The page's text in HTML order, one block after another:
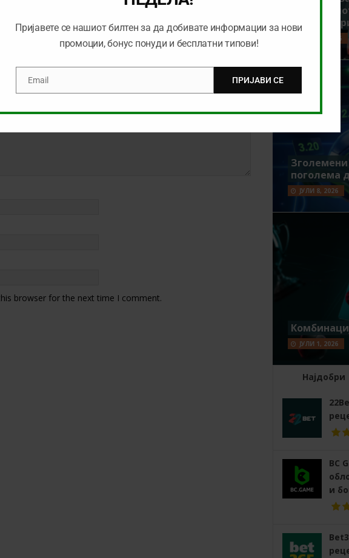
browser for the next time I comment.
7500
ЈУЛИ 15, 2026
поголема
ЈУЛИ 8, 2026
ЈУЛИ 1, 2026
Најдобри
BC
и
Пријавете се нашиот билтен за да добивате информации за нови
промоции, бонус понуди и бесплатни типови!
EmailEmail ПРИЈАВИ СЕ